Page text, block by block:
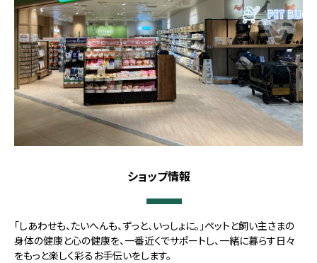
ショップ情報
「しあわせも、たいへんも、ずっと、いっしょに。」ペットと飼い主さまの
身体の健康と心の健康を、一番近くでサポートし、一緒に暮らす日々
をもっと楽しく彩るお手伝いをします。